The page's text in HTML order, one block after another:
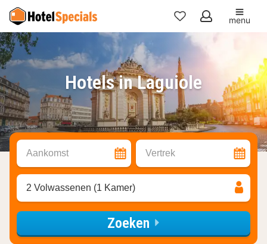
Mijn
favorieten
menu
Hotels in Laguiole
Aankomst Vertrek
2 Volwassenen (1 Kamer)
Zoeken